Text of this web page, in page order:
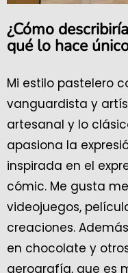
¿Cómo
qué lo hace
Mi estilo pastelero
vanguardista y
artesanal y lo
apasiona la
inspirada en el
cómic. Me gusta
videojuegos,
creaciones.
en chocolate y
aerografía, que es